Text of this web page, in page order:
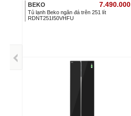
BEKO 7.490.000
Tủ lạnh Beko ngăn đá trên 251 lít
RDNT251I50VHFU